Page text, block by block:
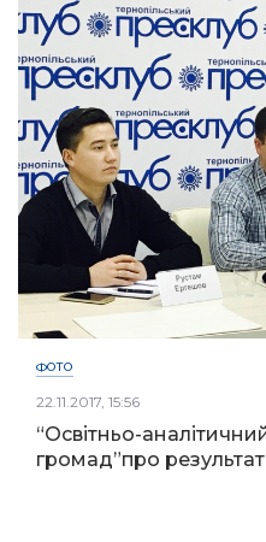
ФОТО
22.11.2017, 15:56
“Освітньо-
громад”про